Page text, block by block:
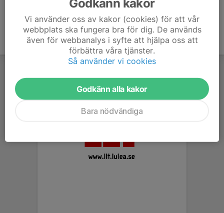
Vi använder oss av kakor (cookies) för att vår
webbplats ska fungera bra för dig. De används
även för webbanalys i syfte att hjälpa oss att
förbättra våra tjänster.
Så använder vi cookies
Godkänn alla kakor
Bara nödvändiga